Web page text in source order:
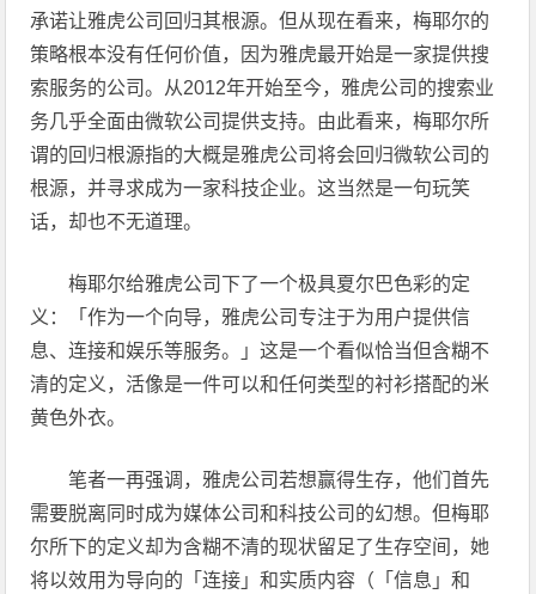
承诺让雅虎公司回归其根源。但从现在看来，梅耶尔的
策略根本没有任何价值，因为雅虎最开始是一家提供搜
索服务的公司。从2012年开始至今，雅虎公司的搜索业
务几乎全面由微软公司提供支持。由此看来，梅耶尔所
谓的回归根源指的大概是雅虎公司将会回归微软公司的
根源，并寻求成为一家科技企业。这当然是一句玩笑
话，却也不无道理。
梅耶尔给雅虎公司下了一个极具夏尔巴色彩的定
义：「作为一个向导，雅虎公司专注于为用户提供信
息、连接和娱乐等服务。」这是一个看似恰当但含糊不
清的定义，活像是一件可以和任何类型的衬衫搭配的米
黄色外衣。
笔者一再强调，雅虎公司若想赢得生存，他们首先
需要脱离同时成为媒体公司和科技公司的幻想。但梅耶
尔所下的定义却为含糊不清的现状留足了生存空间，她
将以效用为导向的「连接」和实质内容（「信息」和